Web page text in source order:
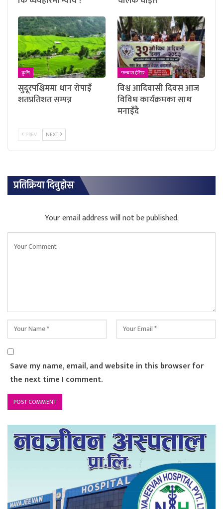
कृषि
सुदूरपश्चिममा धान रोपाइँ
शतप्रतिशत सम्पन्न
फ्ल्यास हेडिङ
विश्व आदिवासी दिवस आज
विविध कार्यक्रमका साथ
मनाइँदै
PREV NEXT
प्रतिक्रिया दिनुहोस
Your email address will not be published.
Save my name, email, and website in this browser for
the next time I comment.